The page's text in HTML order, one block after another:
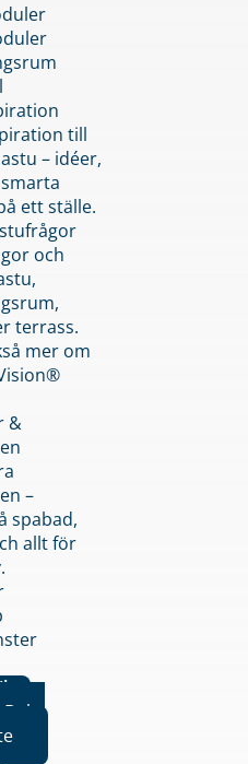
till
– idéer,
ett ställe.
och
terrass.
mer om
&
–
spabad,
allt för
Boka